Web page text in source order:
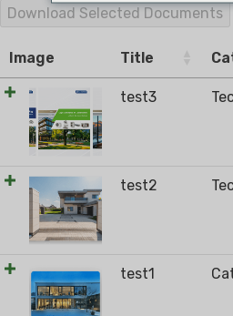
Download Selected Documents
Image Title
test3
test2
test1